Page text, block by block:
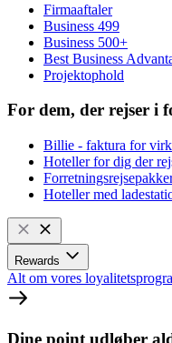
Firmaaftaler
Business 499
Business 500+
Best Business
Projektophold
For dem, der rejser i
Billie - faktura for
Hoteller for dig der
Hoteller med
Rewards
Alt om vores
Dine point udløber